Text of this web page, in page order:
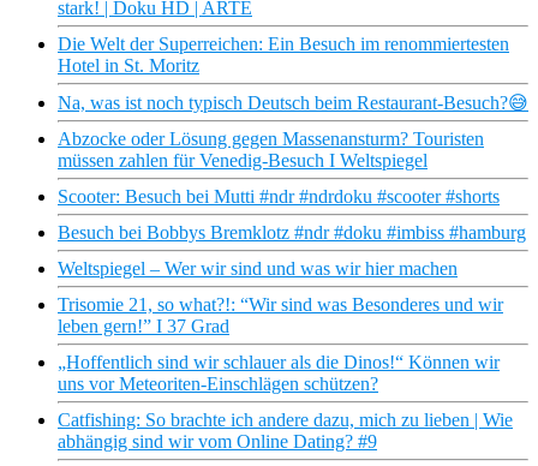
stark! | Doku HD | ARTE
Die Welt der Superreichen: Ein Besuch im renommiertesten
Hotel in St. Moritz
Na, was ist noch typisch Deutsch beim Restaurant-Besuch?😅
Abzocke oder Lösung gegen Massenansturm? Touristen
müssen zahlen für Venedig-Besuch I Weltspiegel
Scooter: Besuch bei Mutti #ndr #ndrdoku #scooter #shorts
Besuch bei Bobbys Bremklotz #ndr #doku #imbiss #hamburg
Weltspiegel – Wer wir sind und was wir hier machen
Trisomie 21, so what?!: “Wir sind was Besonderes und wir
leben gern!” I 37 Grad
„Hoffentlich sind wir schlauer als die Dinos!“ Können wir
uns vor Meteoriten-Einschlägen schützen?
Catfishing: So brachte ich andere dazu, mich zu lieben | Wie
abhängig sind wir vom Online Dating? #9